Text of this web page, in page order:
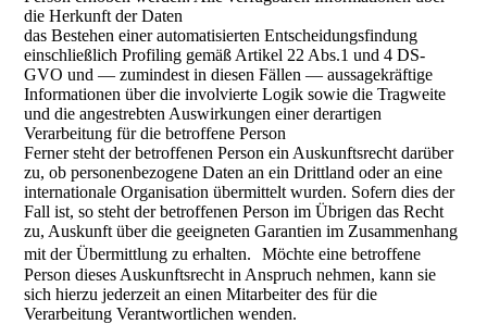
die Herkunft der Daten
das Bestehen einer automatisierten Entscheidungsfindung
einschließlich Profiling gemäß Artikel 22 Abs.1 und 4 DS-
GVO und — zumindest in diesen Fällen — aussagekräftige
Informationen über die involvierte Logik sowie die Tragweite
und die angestrebten Auswirkungen einer derartigen
Verarbeitung für die betroffene Person
Ferner steht der betroffenen Person ein Auskunftsrecht darüber
zu, ob personenbezogene Daten an ein Drittland oder an eine
internationale Organisation übermittelt wurden. Sofern dies der
Fall ist, so steht der betroffenen Person im Übrigen das Recht
zu, Auskunft über die geeigneten Garantien im Zusammenhang
mit der Übermittlung zu erhalten. Möchte eine betroffene
Person dieses Auskunftsrecht in Anspruch nehmen, kann sie
sich hierzu jederzeit an einen Mitarbeiter des für die
Verarbeitung Verantwortlichen wenden.